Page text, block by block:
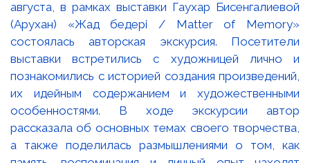
августа, в рамках выставки Гаухар Бисенгалиевой
(Арухан) «Жад бедері / Matter of Memory»
состоялась авторская экскурсия. Посетители
выставки встретились с художницей лично и
познакомились с историей создания произведений,
их идейным содержанием и художественными
особенностями. В ходе экскурсии автор
рассказала об основных темах своего творчества,
а также поделилась размышлениями о том, как